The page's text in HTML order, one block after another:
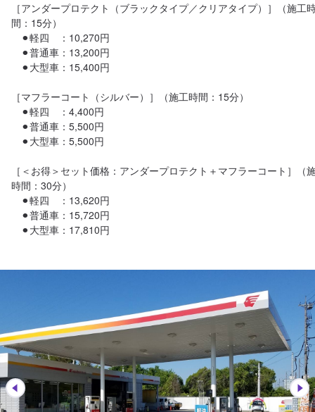
［アンダープロテクト（ブラックタイプ／クリアタイプ）］（施工
間：15分）
⚫︎軽四　：10,270円
⚫︎普通車：13,200円
⚫︎大型車：15,400円
［マフラーコート（シルバー）］（施工時間：15分）
⚫︎軽四　：4,400円
⚫︎普通車：5,500円
⚫︎大型車：5,500円
［＜お得＞セット価格：アンダープロテクト＋マフラーコート］（
時間：30分）
⚫︎軽四　：13,620円
⚫︎普通車：15,720円
⚫︎大型車：17,810円